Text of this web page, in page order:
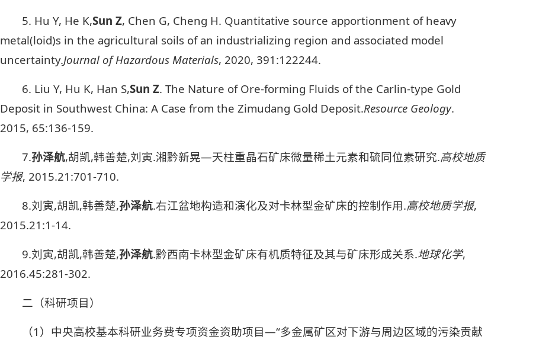
5. Hu Y, He K,Sun Z, Chen G, Cheng H. Quantitative source apportionment of heavy
metal(loid)s in the agricultural soils of an industrializing region and associated model
uncertainty.Journal of Hazardous Materials, 2020, 391:122244.
6. Liu Y, Hu K, Han S,Sun Z. The Nature of Ore-forming Fluids of the Carlin-type Gold
Deposit in Southwest China: A Case from the Zimudang Gold Deposit.Resource Geology.
2015, 65:136-159.
7.孙泽航,胡凯,韩善楚,刘寅.湘黔新晃—天柱重晶石矿床微量稀土元素和硫同位素研究.高校地质
学报, 2015.21:701-710.
8.刘寅,胡凯,韩善楚,孙泽航.右江盆地构造和演化及对卡林型金矿床的控制作用.高校地质学报,
2015.21:1-14.
9.刘寅,胡凯,韩善楚,孙泽航.黔西南卡林型金矿床有机质特征及其与矿床形成关系.地球化学,
2016.45:281-302.
二（科研项目）
（1）中央高校基本科研业务费专项资金资助项目—“多金属矿区对下游与周边区域的污染贡献